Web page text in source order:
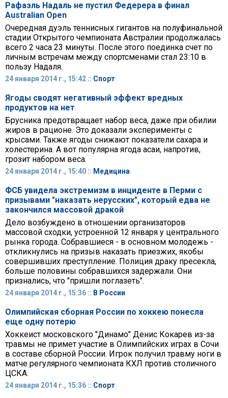
Рафаэль Надаль не пустил Федерера в финал
Australian Open
Очередная дуэль теннисных гигантов на полуфинальной
стадии Открытого чемпионата Австралии продолжалась
всего 2 часа 23 минуты. После этого поединка счет по
личным встречам между спортсменами стал 23:10 в
пользу Надаля.
24 января 2014 г., 15:42 :: Спорт
Ягоды сводят негативный эффект вредных
продуктов на нет
Брусника предотвращает набор веса, даже при обилии
жиров в рационе. Это доказали эксперименты с
крысами. Также ягоды снижают показатели сахара и
холестерина. А вот популярна ягода асаи, напротив,
грозит набором веса.
24 января 2014 г., 15:40 :: Медицина
ФСБ увидела экстремизм в инциденте в Перми с
призывами "наказать нерусских", который едва не
закончился массовой дракой
Дело возбуждено в отношении организаторов
массовой сходки, устроенной 12 января у центрального
рынка города. Собравшиеся - в основном молодежь -
откликнулись на призыв наказать приезжих, якобы
совершивших преступление. Полиция драку пресекла,
больше половины собравшихся задержали. Они
признались, что "пришли поглазеть".
24 января 2014 г., 15:36 :: В России
Олимпийская сборная России по хоккею понесла
еще одну потерю
Хоккеист московского "Динамо" Денис Кокарев из-за
травмы не примет участие в Олимпийских играх в Сочи
в составе сборной России. Игрок получил травму ноги в
матче регулярного чемпионата КХЛ против столичного
ЦСКА.
24 января 2014 г., 15:36 :: Спорт